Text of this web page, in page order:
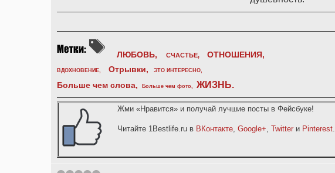
ЛЮБОВЬ, СЧАСТЬЕ, ОТНОШЕНИЯ,
ВДОХНОВЕНИЕ, Отрывки, ЭТО ИНТЕРЕСНО,
Больше чем слова, Больше чем фото, ЖИЗНЬ.
Жми «Нравится» и получай лучшие посты в Фейсбуке!
Читайте 1Bestlife.ru в ВКонтакте, Google+, Twitter и Pinterest.